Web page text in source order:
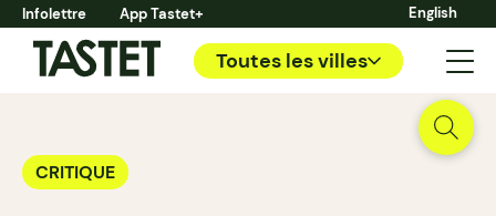
Infolettre App Tastet+ English
Toutes les villes
CRITIQUE